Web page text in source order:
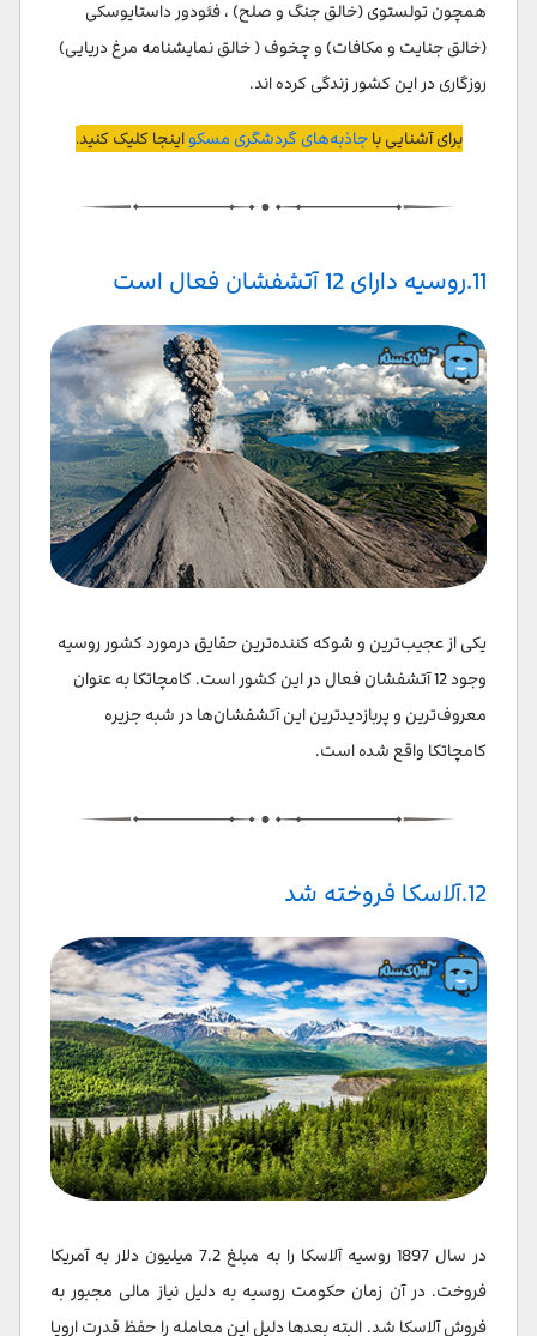
همچون تولستوی (خالق جنگ و صلح) ، فئودور داستایوسکی
(خالق جنایت و مکافات) و چخوف ( خالق نمایشنامه مرغ دریایی)
روزگاری در این کشور زندگی کرده اند.
برای آشنایی باجاذبه‌های گردشگری مسکواینجا کلیک کنید.
11.روسیه دارای 12 آتشفشان فعال است
یکی از عجیب‌ترین و شوکه کننده‌ترین حقایق درمورد کشور روسیه
وجود 12 آتشفشان فعال در این کشور است. کامچاتکا به عنوان
معروف‌ترین و پربازدید‌ترین این آتشفشان‌ها در شبه جزیره
کامچاتکا واقع شده است.
12.آلاسکا فروخته شد
در سال 1897 روسیه آلاسکا را به مبلغ 7.2 میلیون دلار به آمریکا
فروخت. در آن زمان حکومت روسیه به دلیل نیاز مالی مجبور به
فروش آلاسکا شد. البته بعدها دلیل این معامله را حفظ قدرت اروپا